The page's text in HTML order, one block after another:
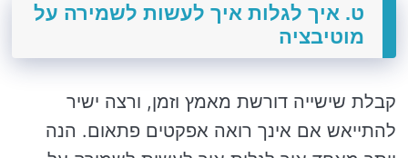
ט. איך לגלות איך לעשות לשמירה על
מוטיבציה
קבלת שישייה דורשת מאמץ וזמן, ורצה ישיר
להתייאש אם אינך רואה אפקטים פתאום. הנה